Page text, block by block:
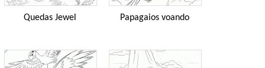
Quedas Jewel Papagaios voando